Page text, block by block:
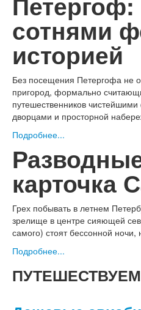
сотнями
историей
Без посещения Петергофа не
пригород, формально
путешественников
дворцами и просторной
Подробнее...
карточка
Грех побывать в летнем
зрелище в центре сияющей
самого) стоят бессонной ночи,
Подробнее...
ПУТЕШЕСТВУЕМ